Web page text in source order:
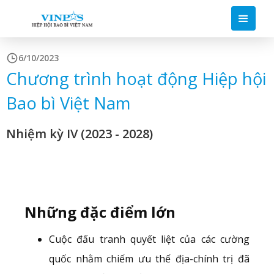
6/10/2023
Chương trình hoạt động Hiệp hội
Bao bì Việt Nam
Nhiệm kỳ IV (2023 - 2028)
Những đặc điểm lớn
Cuộc đấu tranh quyết liệt của các cường
quốc nhằm chiếm ưu thế địa-chính trị đã